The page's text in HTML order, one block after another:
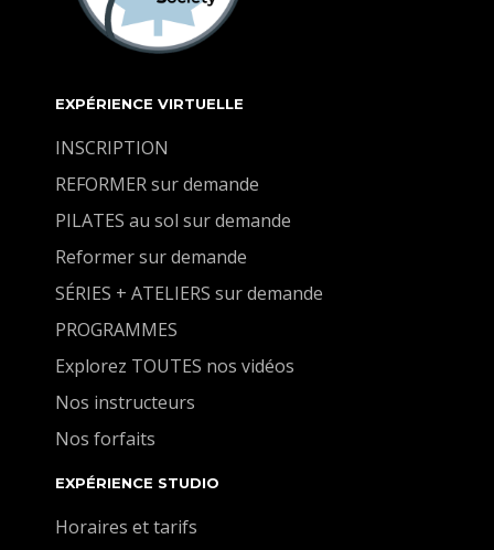
EXPÉRIENCE VIRTUELLE
INSCRIPTION
REFORMER sur demande
PILATES au sol sur demande
Reformer sur demande
SÉRIES + ATELIERS sur demande
PROGRAMMES
Explorez TOUTES nos vidéos
Nos instructeurs
Nos forfaits
EXPÉRIENCE STUDIO
Horaires et tarifs